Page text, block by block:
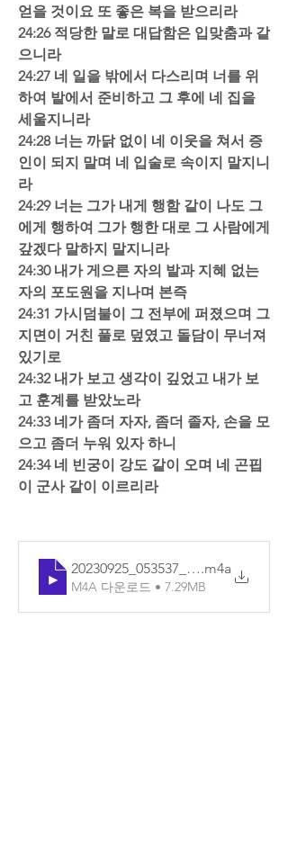
얻을 것이요 또 좋은 복을 받으리라
24:26 적당한 말로 대답함은 입맞춤과 같
으니라
24:27 네 일을 밖에서 다스리며 너를 위
하여 밭에서 준비하고 그 후에 네 집을
세울지니라
24:28 너는 까닭 없이 네 이웃을 쳐서 증
인이 되지 말며 네 입술로 속이지 말지니
라
24:29 너는 그가 내게 행함 같이 나도 그
에게 행하여 그가 행한 대로 그 사람에게
갚겠다 말하지 말지니라
24:30 내가 게으른 자의 밭과 지혜 없는
자의 포도원을 지나며 본즉
24:31 가시덤불이 그 전부에 퍼졌으며 그
지면이 거친 풀로 덮였고 돌담이 무너져
있기로
24:32 내가 보고 생각이 깊었고 내가 보
고 훈계를 받았노라
24:33 네가 좀더 자자, 좀더 졸자, 손을 모
으고 좀더 누워 있자 하니
24:34 네 빈궁이 강도 같이 오며 네 곤핍
이 군사 같이 이르리라
20230925_053537_기본.m4a
M4A 다운로드 • 7.29MB